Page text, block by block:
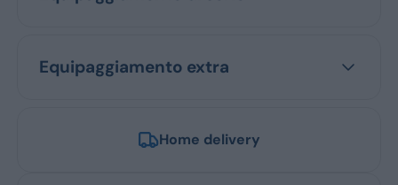
Equipaggiamento extra
Home delivery